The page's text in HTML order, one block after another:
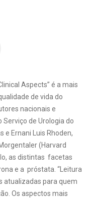
Aspects” é a mais
de vida do
nacionais e
de Urologia do
e Ernani Luis Rhoden,
(Harvard
as distintas facetas
e a próstata. “Leitura
atualizadas para quem
Os aspectos mais